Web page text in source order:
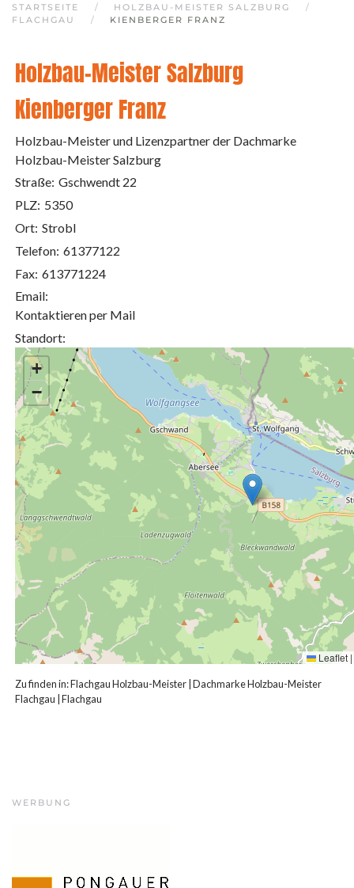
STARTSEITE
HOLZBAU-MEISTER SALZBURG
FLACHGAU
KIENBERGER FRANZ
Holzbau-Meister Salzburg
Kienberger Franz
Holzbau-Meister und Lizenzpartner der Dachmarke
Holzbau-Meister Salzburg
Straße: Gschwendt 22
PLZ: 5350
Ort: Strobl
Telefon: 61377122
Fax: 613771224
Email:
Kontaktieren per Mail
Standort:
+
−
Leaflet |
Zu finden in:Flachgau Holzbau-Meister Dachmarke Holzbau-Meister
Flachgau Flachgau
WERBUNG